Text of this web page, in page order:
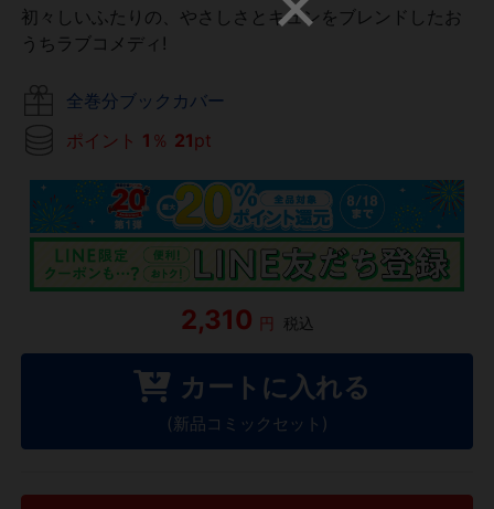
初々しいふたりの、やさしさとキュンをブレンドしたお
うちラブコメディ!
全巻分ブックカバー
ポイント 1 ％ 21pt
2,310 円 税込
カートに入れる
(新品コミックセット)